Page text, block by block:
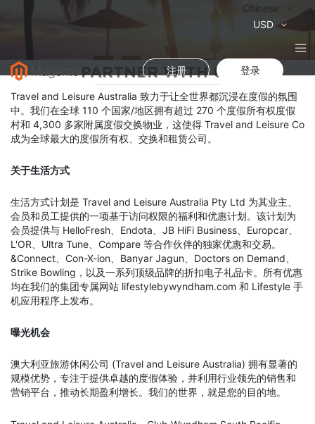
语
Chinese
USD
注册 登录
PARTNER WITH US
Travel and Leisure Australia 致力于让全世界都沉浸在度假的氛围
中。我们在全球 110 个国家/地区拥有超过 270 个度假所有权度假
村和 4,300 多家附属度假交换物业，这使得 Travel and Leisure Co
成为全球最大的度假所有权、交换和租赁公司。
关于生活方式
生活方式计划是 Travel and Leisure Australia Pty Ltd 为其业主、
会员和员工提供的一项基于访问权限的福利和优惠计划。该计划为
会员提供与 HelloFresh、Endota、JB HiFi Business、Europcar、
L'OR、Ultra Tune、Compare 等合作伙伴的独家优惠和交易。
&Connect、Con-X-ion、Banyar Jagun、Doctors on Demand、
Strike Bowling，以及一系列顶级品牌的折扣电子礼品卡。所有优惠
均在我们的集团专属网站 lifestylebywyndham.com 和 Lifestyle 手
机应用程序上发布。
曝光机会
澳大利亚旅游休闲公司 (Travel and Leisure Australia) 拥有显著的
规模优势，专注于提供卓越的度假体验，并利用行业领先的销售和
营销平台，推动长期盈利增长。我们的世界，就是您的目的地。